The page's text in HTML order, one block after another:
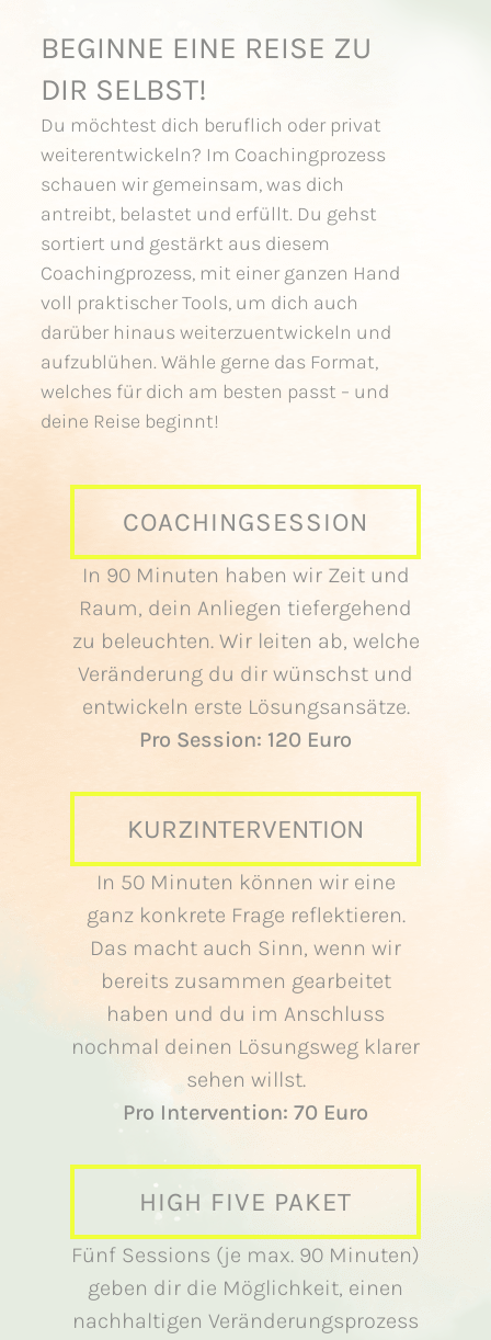
BEGINNE EINE REISE ZU
DIR SELBST!
Du möchtest dich beruflich oder privat
weiterentwickeln? Im Coachingprozess
schauen wir gemeinsam, was dich
antreibt, belastet und erfüllt. Du gehst
sortiert und gestärkt aus diesem
Coachingprozess, mit einer ganzen Hand
voll praktischer Tools, um dich auch
darüber hinaus weiterzuentwickeln und
aufzublühen. Wähle gerne das Format,
welches für dich am besten passt – und
deine Reise beginnt!
COACHINGSESSION
In 90 Minuten haben wir Zeit und
Raum, dein Anliegen tiefergehend
zu beleuchten. Wir leiten ab, welche
Veränderung du dir wünschst und
entwickeln erste Lösungsansätze.
Pro Session: 120 Euro
KURZINTERVENTION
In 50 Minuten können wir eine
ganz konkrete Frage reflektieren.
Das macht auch Sinn, wenn wir
bereits zusammen gearbeitet
haben und du im Anschluss
nochmal deinen Lösungsweg klarer
sehen willst.
Pro Intervention: 70 Euro
HIGH FIVE PAKET
Fünf Sessions (je max. 90 Minuten)
geben dir die Möglichkeit, einen
nachhaltigen Veränderungsprozess